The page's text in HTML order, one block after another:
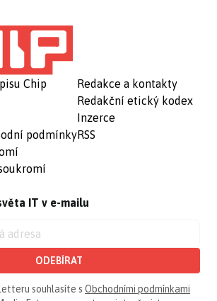
Chip
podmínky
Redakce a kontakty
Redakční etický kodex
Inzerce
RSS
IT v e-mailu
ODEBÍRAT
souhlasíte s Obchodními podmínkami